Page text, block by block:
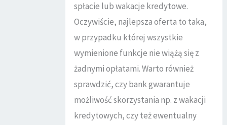
spłacie lub wakacje kredytowe.
Oczywiście, najlepsza oferta to taka,
w przypadku której wszystkie
wymienione funkcje nie wiążą się z
żadnymi opłatami. Warto również
sprawdzić, czy bank gwarantuje
możliwość skorzystania np. z wakacji
kredytowych, czy też ewentualny